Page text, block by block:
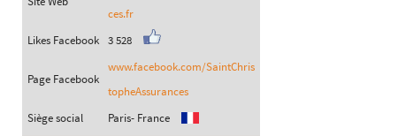
ces.fr
Likes Facebook
3 528
Page Facebook
www.facebook.com/SaintChris
topheAssurances
Siège social
Paris- France